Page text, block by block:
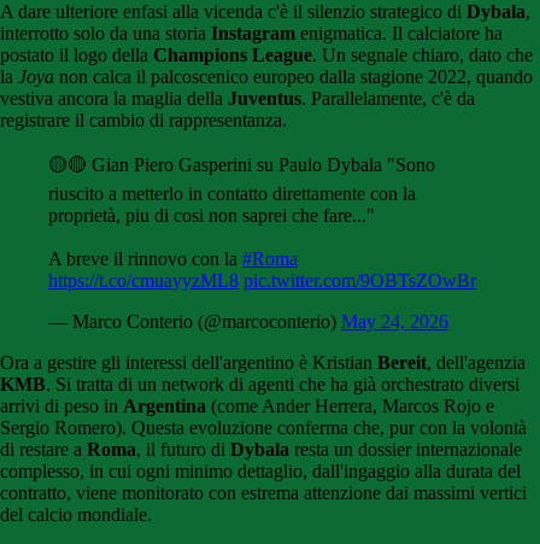
A dare ulteriore enfasi alla vicenda c'è il silenzio strategico di Dybala,
interrotto solo da una storia Instagram enigmatica. Il calciatore ha
postato il logo della Champions League. Un segnale chiaro, dato che
la Joya non calca il palcoscenico europeo dalla stagione 2022, quando
vestiva ancora la maglia della Juventus. Parallelamente, c'è da
registrare il cambio di rappresentanza.
🟡🔴 Gian Piero Gasperini su Paulo Dybala "Sono
riuscito a metterlo in contatto direttamente con la
proprietà, piu di cosi non saprei che fare..."
A breve il rinnovo con la #Roma
https://t.co/cmuayyzML8 pic.twitter.com/9OBTsZOwBr
— Marco Conterio (@marcoconterio) May 24, 2026
Ora a gestire gli interessi dell'argentino è Kristian Bereit, dell'agenzia
KMB. Si tratta di un network di agenti che ha già orchestrato diversi
arrivi di peso in Argentina (come Ander Herrera, Marcos Rojo e
Sergio Romero). Questa evoluzione conferma che, pur con la volontà
di restare a Roma, il futuro di Dybala resta un dossier internazionale
complesso, in cui ogni minimo dettaglio, dall'ingaggio alla durata del
contratto, viene monitorato con estrema attenzione dai massimi vertici
del calcio mondiale.